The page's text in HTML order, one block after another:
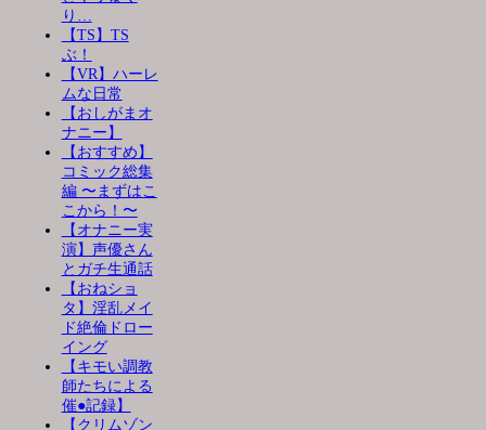
り…
【TS】TS
ぶ！
【VR】ハーレ
ムな日常
【おしがまオ
ナニー】
【おすすめ】
コミック総集
編 〜まずはこ
こから！〜
【オナニー実
演】声優さん
とガチ生通話
【おねショ
タ】淫乱メイ
ド絶倫ドロー
イング
【キモい調教
師たちによる
催●記録】
【クリムゾン